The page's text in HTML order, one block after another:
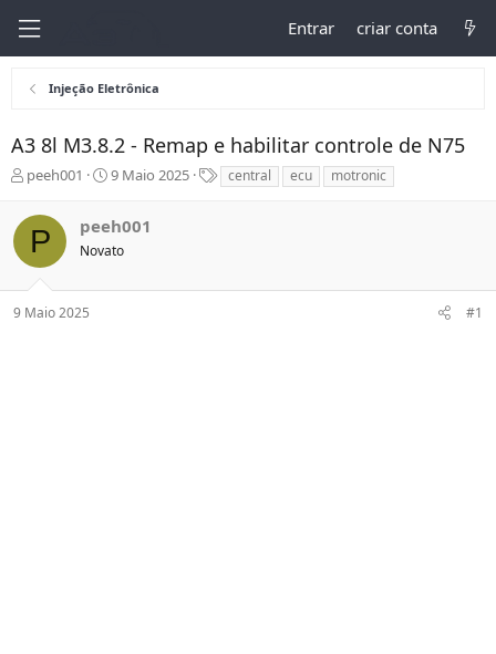
Entrar criar conta
Injeção Eletrônica
A3 8l M3.8.2 - Remap e habilitar controle de N75
I
i
a
d
o
peeh001
D
a
d
I
9 Maio 2025
T
a
central ecu motronic
P peeh001
Novato
9 Maio 2025 #1